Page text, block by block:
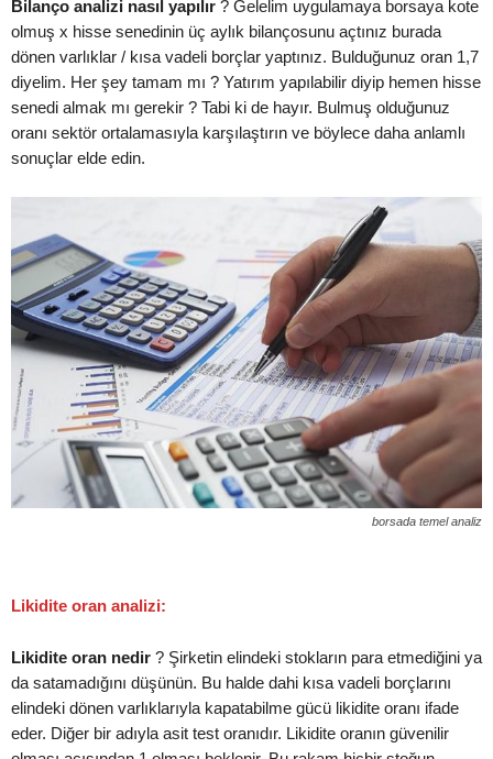
Bilanço analizi nasıl yapılır ? Gelelim uygulamaya borsaya kote
olmuş x hisse senedinin üç aylık bilançosunu açtınız burada
dönen varlıklar / kısa vadeli borçlar yaptınız. Bulduğunuz oran 1,7
diyelim. Her şey tamam mı ? Yatırım yapılabilir diyip hemen hisse
senedi almak mı gerekir ? Tabi ki de hayır. Bulmuş olduğunuz
oranı sektör ortalamasıyla karşılaştırın ve böylece daha anlamlı
sonuçlar elde edin.
borsada temel analiz
Likidite oran analizi:
Likidite oran nedir ? Şirketin elindeki stokların para etmediğini ya
da satamadığını düşünün. Bu halde dahi kısa vadeli borçlarını
elindeki dönen varlıklarıyla kapatabilme gücü likidite oranı ifade
eder. Diğer bir adıyla asit test oranıdır. Likidite oranın güvenilir